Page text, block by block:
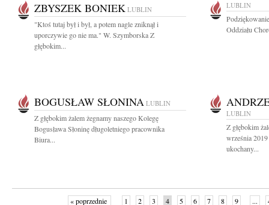
ZBYSZEK BONIEK LUBLIN
"Ktoś tutaj był i był, a potem nagle zniknął i
uporczywie go nie ma." W. Szymborska Z
głębokim...
LUBLIN
Oddziału
BOGUSŁAW SŁONINA LUBLIN
Z głębokim żalem żegnamy naszego Kolegę
Bogusława Słoninę długoletniego pracownika
Biura...
LUBLIN
Z głębokim
września
ukochany...
« poprzednie 1 2 3 4 5 6 7 8 9 ...